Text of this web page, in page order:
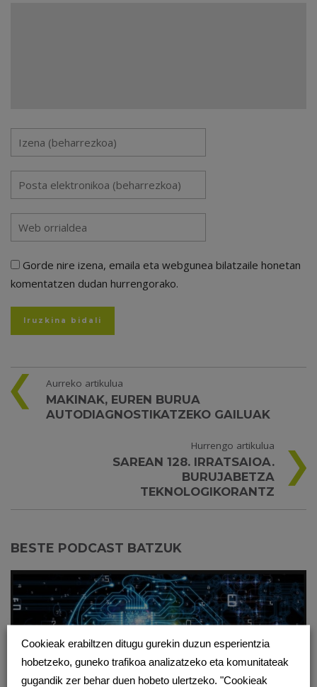
Gorde nire izena, emaila eta webgunea bilatzaile honetan
komentatzen dudan hurrengorako.
Aurreko artikulua
MAKINAK, EUREN BURUA
AUTODIAGNOSTIKATZEKO GAILUAK
Hurrengo artikulua
SAREAN 128. IRRATSAIOA.
BURUJABETZA
TEKNOLOGIKORANTZ
BESTE PODCAST BATZUK
Cookieak erabiltzen ditugu gurekin duzun esperientzia
hobetzeko, guneko trafikoa analizatzeko eta komunitateak
gugandik zer behar duen hobeto ulertzeko. "Cookieak